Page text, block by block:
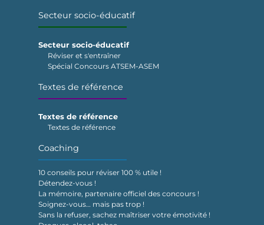
Secteur socio-éducatif
Secteur socio-éducatif
Réviser et s'entraîner
Spécial Concours ATSEM-ASEM
Textes de référence
Textes de référence
Textes de référence
Coaching
10 conseils pour réviser 100 % utile !
Détendez-vous !
La mémoire, partenaire officiel des concours !
Soignez-vous… mais pas trop !
Sans la refuser, sachez maîtriser votre émotivité !